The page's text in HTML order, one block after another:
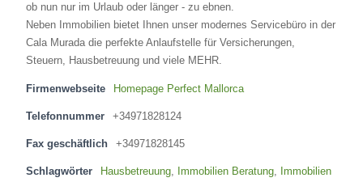
ob nun nur im Urlaub oder länger - zu ebnen.
Neben Immobilien bietet Ihnen unser modernes Servicebüro in der
Cala Murada die perfekte Anlaufstelle für Versicherungen,
Steuern, Hausbetreuung und viele MEHR.
Firmenwebseite Homepage Perfect Mallorca
Telefonnummer +34971828124
Fax geschäftlich +34971828145
Schlagwörter Hausbetreuung, Immobilien Beratung,
Immobilien